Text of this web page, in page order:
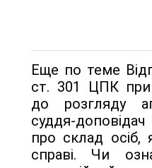
Еще по теме
ст. 301 ЦПК при
до розгляду
суддя-
про склад осіб,
справі. Чи